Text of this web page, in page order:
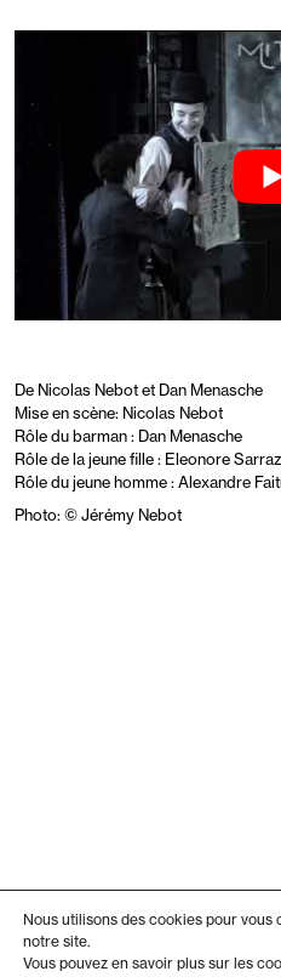
De Nicolas Nebot et Dan Menasche
Mise en scène: Nicolas Nebot
Rôle du barman : Dan Menasche
Rôle de la jeune fille : Eleonore
Rôle du jeune homme : Alexandre
Photo: © Jérémy Nebot
Nous utilisons des cookies pour
notre site.
Vous pouvez en savoir plus sur les